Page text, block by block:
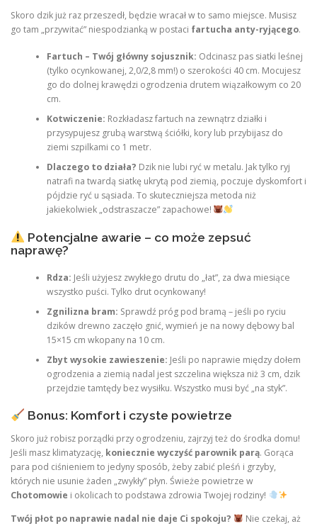
Skoro dzik już raz przeszedł, będzie wracał w to samo miejsce. Musisz
go tam „przywitać” niespodzianką w postaci fartucha anty-ryjącego.
Fartuch – Twój główny sojusznik: Odcinasz pas siatki leśnej
(tylko ocynkowanej, 2,0/2,8 mm!) o szerokości 40 cm. Mocujesz
go do dolnej krawędzi ogrodzenia drutem wiązałkowym co 20
cm.
Kotwiczenie: Rozkładasz fartuch na zewnątrz działki i
przysypujesz grubą warstwą ściółki, kory lub przybijasz do
ziemi szpilkami co 1 metr.
Dlaczego to działa? Dzik nie lubi ryć w metalu. Jak tylko ryj
natrafi na twardą siatkę ukrytą pod ziemią, poczuje dyskomfort i
pójdzie ryć u sąsiada. To skuteczniejsza metoda niż
jakiekolwiek „odstraszacze” zapachowe!
Potencjalne awarie – co może zepsuć
naprawę?
Rdza: Jeśli użyjesz zwykłego drutu do „łat”, za dwa miesiące
wszystko puści. Tylko drut ocynkowany!
Zgnilizna bram: Sprawdź próg pod bramą – jeśli po ryciu
dzików drewno zaczęło gnić, wymień je na nowy dębowy bal
15×15 cm wkopany na 10 cm.
Zbyt wysokie zawieszenie: Jeśli po naprawie między dołem
ogrodzenia a ziemią nadal jest szczelina większa niż 3 cm, dzik
przejdzie tamtędy bez wysiłku. Wszystko musi być „na styk”.
Bonus: Komfort i czyste powietrze
Skoro już robisz porządki przy ogrodzeniu, zajrzyj też do środka domu!
Jeśli masz klimatyzację, koniecznie wyczyść parownik parą. Gorąca
para pod ciśnieniem to jedyny sposób, żeby zabić pleśń i grzyby,
których nie usunie żaden „zwykły” płyn. Świeże powietrze w
Chotomowie i okolicach to podstawa zdrowia Twojej rodziny!
Twój płot po naprawie nadal nie daje Ci spokoju?
Nie czekaj, aż